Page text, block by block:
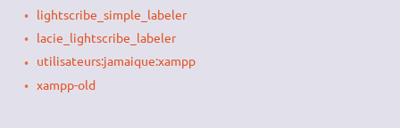
lightscribe_simple_labeler
lacie_lightscribe_labeler
utilisateurs:jamaique:xampp
xampp-old